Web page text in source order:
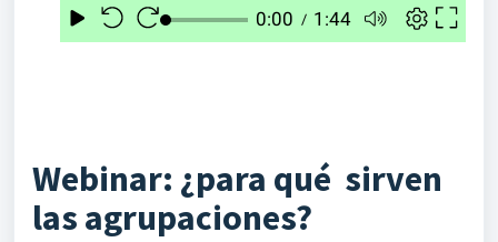
Webinar: ¿para qué sirven
las agrupaciones?